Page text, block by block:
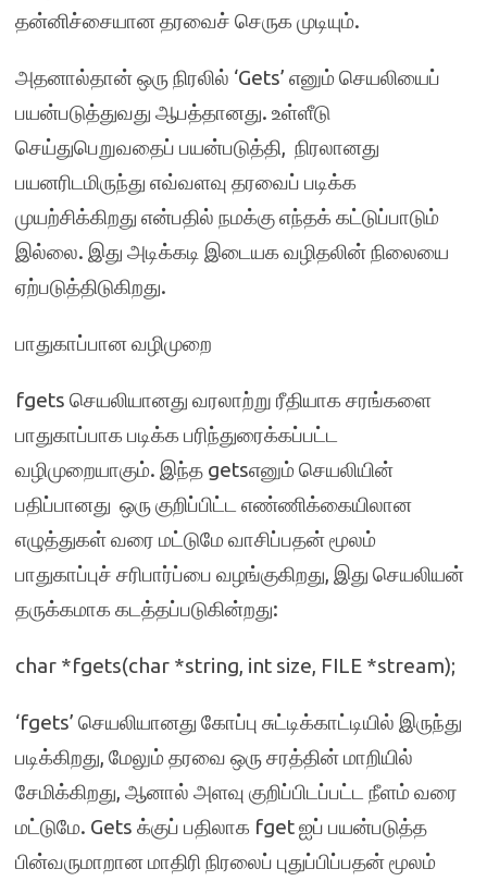
தன்னிச்சையான தரவைச் செருக முடியும்.
அதனால்தான் ஒரு நிரலில் ‘Gets’ எனும் செயலியைப்
பயன்படுத்துவது ஆபத்தானது. உள்ளீடு
செய்துபெறுவதைப் பயன்படுத்தி, நிரலானது
பயனரிடமிருந்து எவ்வளவு தரவைப் படிக்க
முயற்சிக்கிறது என்பதில் நமக்கு எந்தக் கட்டுப்பாடும்
இல்லை. இது அடிக்கடி இடையக வழிதலின் நிலையை
ஏற்படுத்திடுகிறது.
பாதுகாப்பான வழிமுறை
fgets செயலியானது வரலாற்று ரீதியாக சரங்களை
பாதுகாப்பாக படிக்க பரிந்துரைக்கப்பட்ட
வழிமுறையாகும். இந்த getsஎனும் செயலியின்
பதிப்பானது ஒரு குறிப்பிட்ட எண்ணிக்கையிலான
எழுத்துகள் வரை மட்டுமே வாசிப்பதன் மூலம்
பாதுகாப்புச் சரிபார்ப்பை வழங்குகிறது, இது செயலியன்
தருக்கமாக கடத்தப்படுகின்றது:
char *fgets(char *string, int size, FILE *stream);
‘fgets’ செயலியானது கோப்பு சுட்டிக்காட்டியில் இருந்து
படிக்கிறது, மேலும் தரவை ஒரு சரத்தின் மாறியில்
சேமிக்கிறது, ஆனால் அளவு குறிப்பிடப்பட்ட நீளம் வரை
மட்டுமே. Gets க்குப் பதிலாக fget ஐப் பயன்படுத்த
பின்வருமாறான மாதிரி நிரலைப் புதுப்பிப்பதன் மூலம்